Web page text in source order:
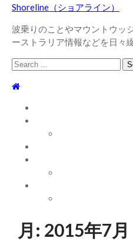
Shoreline（ショアライン）
波乗りのことやマウントウッ
ーストラリア情報などを日々
Search
Recent News
2026/7/28 御前崎方面
月: 2015年7月